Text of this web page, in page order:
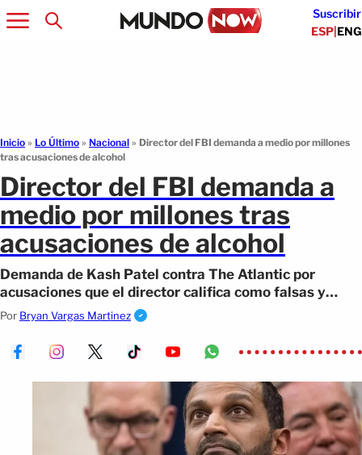
Suscribir
ESP|ENG
Inicio » Lo Último » Nacional » Director del FBI demanda a medio por millones
tras acusaciones de alcohol
Director del FBI demanda a
medio por millones tras
acusaciones de alcohol
Demanda de Kash Patel contra The Atlantic por
acusaciones que el director califica como falsas y
difamatorias.
Por Bryan Vargas Martinez